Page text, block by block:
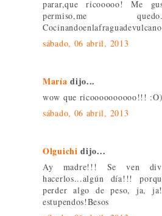
parar,que ricooooo! Me
permiso,me
sábado, 06 abril, 2013
María dijo...
wow que ricoooooooooo!!! :O)
sábado, 06 abril, 2013
Olguichi dijo...
Ay madre!!! Se ven
hacerlos...algún día!!!
perder algo de peso, ja,
estupendos!Besos